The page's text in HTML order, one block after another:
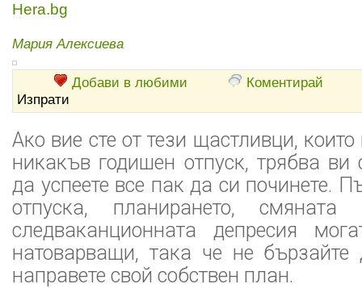
Hera.bg
Мария Алексиева
Добави в любими
Коментирай
Изпрати
Ако вие сте от тези щастливци,
никакъв годишен отпуск, трябва
да успеете все пак да си починете.
отпуска, планирането,
следваканционната депресия
натоварващи, така че не
направете свой собствен план.